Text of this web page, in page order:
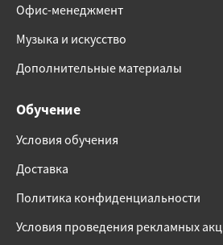
Офис-менеджмент
Музыка и искусство
Дополнительные материалы
Обучение
Условия обучения
Доставка
Политика конфиденциальности
Условия проведения рекламных